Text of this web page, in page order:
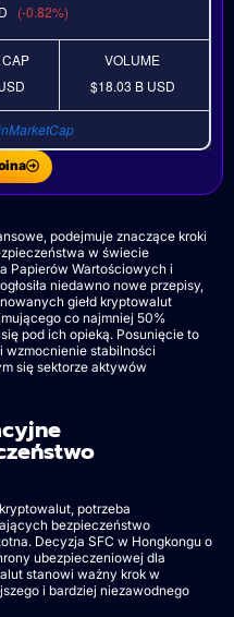
(-0.82%)
VOLUME
$18.03 B USD
podejmuje znaczące kroki
w świecie
Papierów Wartościowych i
niedawno nowe przepisy,
giełd kryptowalut
co najmniej 50%
pod ich opieką. Posunięcie to
wzmocnienie stabilności
się sektorze aktywów
potrzeba
bezpieczeństwo
Decyzja SFC w Hongkongu o
ubezpieczeniowej dla
stanowi ważny krok w
i bardziej niezawodnego